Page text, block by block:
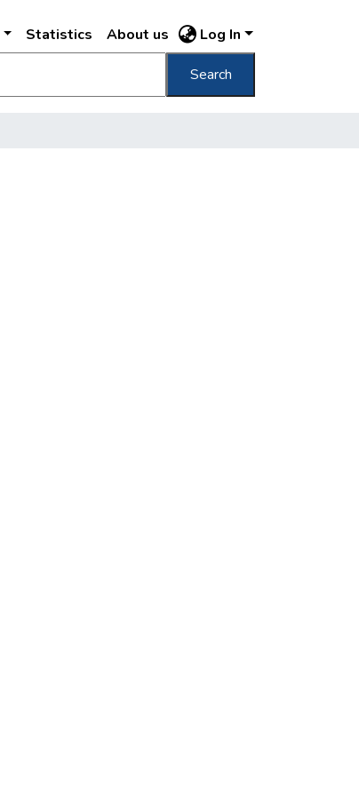
Statistics About us Log In
Search